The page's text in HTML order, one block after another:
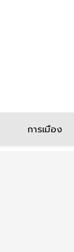
การเมือง